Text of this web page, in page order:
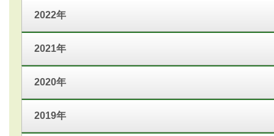
2022年
2021年
2020年
2019年